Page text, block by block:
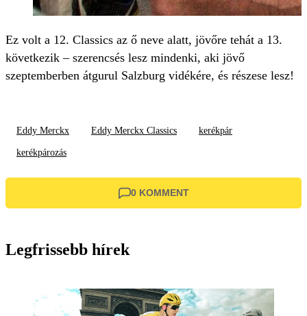
Ez volt a 12. Classics az ő neve alatt, jövőre tehát a 13.
következik – szerencsés lesz mindenki, aki jövő
szeptemberben átgurul Salzburg vidékére, és részese lesz!
Eddy Merckx Eddy Merckx Classics kerékpár
kerékpározás
0 KOMMENT
Legfrissebb hírek